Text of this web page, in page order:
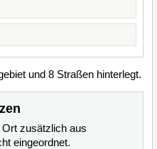
und 8 Straßen hinterlegt.
zusätzlich aus
eingeordnet.